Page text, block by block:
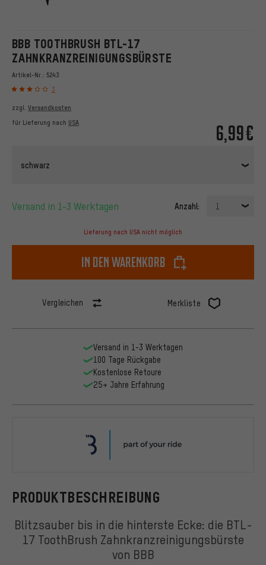
BBB TOOTHBRUSH BTL-17
ZAHNKRANZREINIGUNGSBÜRSTE
Artikel-Nr.: 5243
3
6,99€
zzgl. Versandkosten
für Lieferung nach USA
schwarz
Versand in 1-3 Werktagen Anzahl: 1
Lieferung nach USA nicht möglich
In den Warenkorb
Vergleichen Merkliste
PRODUKTBESCHREIBUNG
Blitzsauber bis in die hinterste Ecke: die BTL-
17 ToothBrush Zahnkranzreinigungsbürste
von BBB
Versand in 1-3 Werktagen
100 Tage Rückgabe
Kostenlose Retoure
25+ Jahre Erfahrung